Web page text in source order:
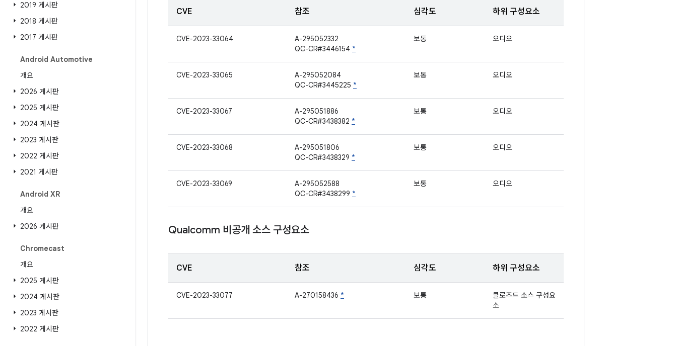
2019 게시판
2018 게시판
2017 게시판
Android Automotive
개요
2026 게시판
2025 게시판
2024 게시판
2023 게시판
2022 게시판
2021 게시판
Android XR
개요
2026 게시판
Chromecast
개요
2025 게시판
2024 게시판
2023 게시판
2022 게시판
CVE 참조 심각도 하위 구성요소
CVE-2023-33064
A-295052332
QC-CR#3446154 *
보통 오디오
CVE-2023-33065
A-295052084
QC-CR#3445225 *
보통 오디오
CVE-2023-33067
A-295051886
QC-CR#3438382 *
보통 오디오
CVE-2023-33068
A-295051806
QC-CR#3438329 *
보통 오디오
CVE-2023-33069
A-295052588
QC-CR#3438299 *
보통 오디오
Qualcomm 비공개 소스 구성요소
CVE 참조 심각도 하위 구성요소
CVE-2023-33077 A-270158436 * 보통
클로즈드 소스 구성요
소